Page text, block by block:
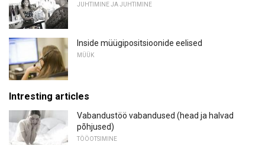
JUHTIMINE JA JUHTIMINE
Inside müügipositsioonide eelised
MÜÜK
Intresting articles
Vabandustöö vabandused (head ja halvad
põhjused)
TÖÖOTSIMINE